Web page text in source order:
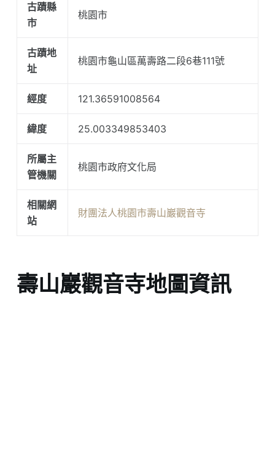
古蹟縣
市
桃園市
古蹟地
址
桃園市龜山區萬壽路二段6巷111號
經度 121.36591008564
緯度 25.003349853403
所屬主
管機關
桃園市政府文化局
相關網
站
財團法人桃園市壽山巖觀音寺
壽山巖觀音寺地圖資訊